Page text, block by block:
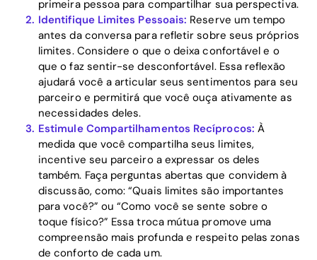
Home
Blog
Download
primeira pessoa para compartilhar sua perspectiva.
Identifique Limites Pessoais: Reserve um tempo
antes da conversa para refletir sobre seus próprios
limites. Considere o que o deixa confortável e o
que o faz sentir-se desconfortável. Essa reflexão
ajudará você a articular seus sentimentos para seu
parceiro e permitirá que você ouça ativamente as
necessidades deles.
Estimule Compartilhamentos Recíprocos: À
medida que você compartilha seus limites,
incentive seu parceiro a expressar os deles
também. Faça perguntas abertas que convidem à
discussão, como: “Quais limites são importantes
para você?” ou “Como você se sente sobre o
toque físico?” Essa troca mútua promove uma
compreensão mais profunda e respeito pelas zonas
de conforto de cada um.